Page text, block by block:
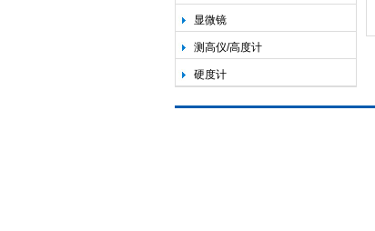
显微镜
测高仪/高度计
硬度计